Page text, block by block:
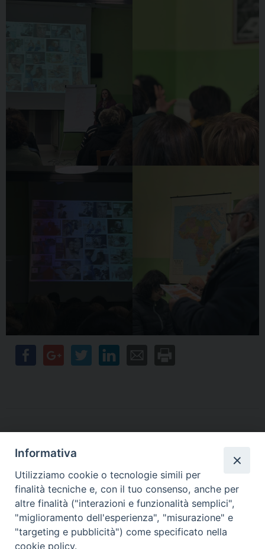
Contatti
Sede Legale
Vico Sant’Anna 1 – 80053 Castellammare di Stabia (NA)
Sede Operativa
Via San Bartolomeo 72 – 80053 Castellammare di Stabia (NA)
* Tel. 081.870.17.02
Informativa
Utilizziamo cookie o tecnologie simili per
finalità tecniche e, con il tuo consenso, anche per
altre finalità ("interazioni e funzionalità semplici",
"miglioramento dell'esperienza", "misurazione" e
"targeting e pubblicità") come specificato nella
cookie policy.